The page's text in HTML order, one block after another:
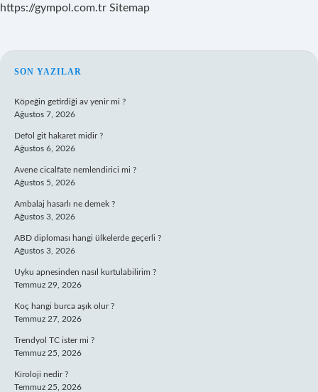
https://gympol.com.tr Sitemap
SIDEBAR
SON YAZILAR
Köpeğin getirdiği av yenir mi ?
Ağustos 7, 2026
Defol git hakaret midir ?
Ağustos 6, 2026
Avene cicalfate nemlendirici mi ?
Ağustos 5, 2026
Ambalaj hasarlı ne demek ?
Ağustos 3, 2026
ABD diploması hangi ülkelerde geçerli ?
Ağustos 3, 2026
Uyku apnesinden nasıl kurtulabilirim ?
Temmuz 29, 2026
Koç hangi burca aşık olur ?
Temmuz 27, 2026
Trendyol TC ister mi ?
Temmuz 25, 2026
Kiroloji nedir ?
Temmuz 25, 2026